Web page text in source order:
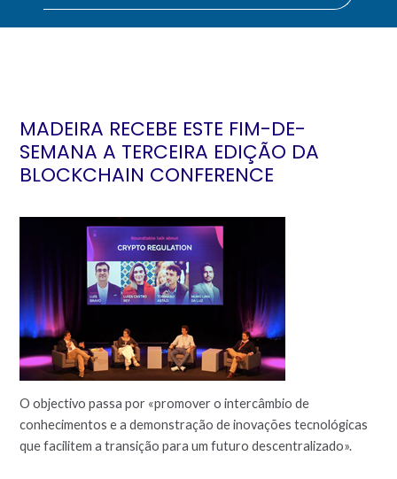
MADEIRA RECEBE ESTE FIM-DE-
SEMANA A TERCEIRA EDIÇÃO DA
BLOCKCHAIN CONFERENCE
O objectivo passa por «promover o intercâmbio de
conhecimentos e a demonstração de inovações tecnológicas
que facilitem a transição para um futuro descentralizado».